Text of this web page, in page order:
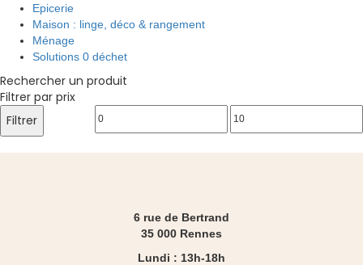
Epicerie
Maison : linge, déco & rangement
Ménage
Solutions 0 déchet
Rechercher un produit
Filtrer par prix
Prix Prix
Filtrer
6 rue de Bertrand
35 000 Rennes
Lundi : 13h-18h